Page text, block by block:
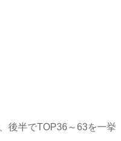
後半でTOP36～63を一挙